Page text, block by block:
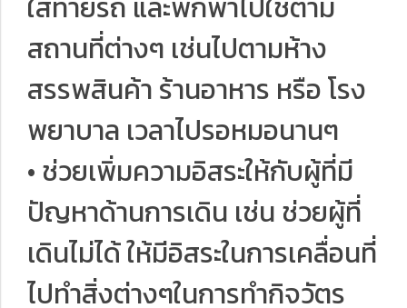
สถานที่ต่างๆ เช่นไปตามห้าง
สรรพสินค้า ร้านอาหาร หรือ โรง
พยาบาล เวลาไปรอหมอนานๆ
• ช่วยเพิ่มความอิสระให้กับผู้ที่มี
ปัญหาด้านการเดิน เช่น ช่วยผู้ที่
เดินไม่ได้ ให้มีอิสระในการเคลื่อนที่
ไปทำสิ่งต่างๆในการทำกิจวัตร